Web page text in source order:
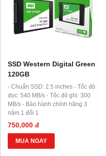
SSD Western Digital Green
120GB
- Chuẩn SSD: 2.5 inches - Tốc độ
đọc: 540 MB/s - Tốc độ ghi: 300
MB/s - Bảo hành chính hãng 3
năm 1 đổi 1
750,000 đ
MUA NGAY